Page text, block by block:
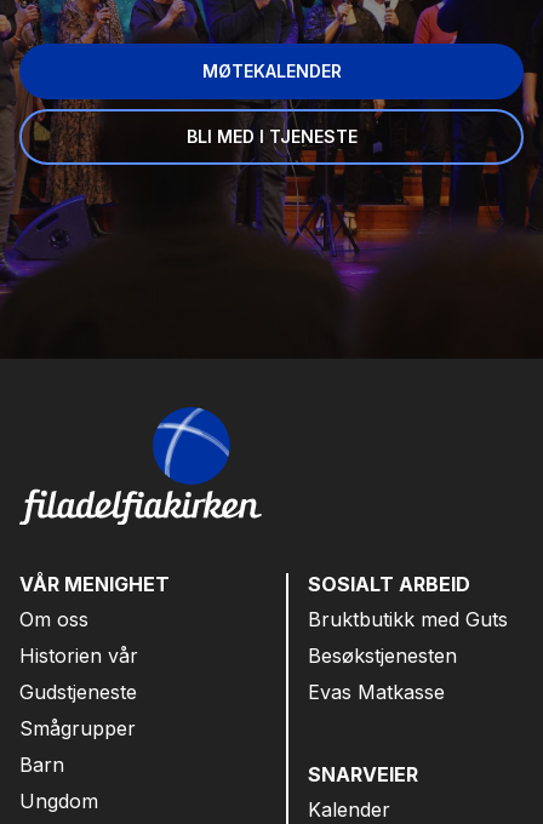
MØTEKALENDER
BLI MED I TJENESTE
VÅR MENIGHET
Om oss
Historien vår
Gudstjeneste
Smågrupper
Barn
Ungdom
SOSIALT ARBEID
Bruktbutikk med Guts
Besøkstjenesten
Evas Matkasse
SNARVEIER
Kalender